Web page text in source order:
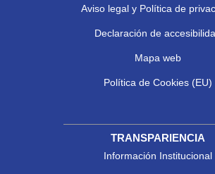
Aviso legal y Política de
Declaración de
Mapa web
Política de Cookies (EU)
TRANSPARIENCIA
Información Institucional